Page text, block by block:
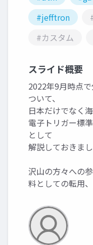
#jefftron
#カスタム
スライド概要
2022年9月時点
ついて、
日本だけでなく
電子トリガー標
として
解説しておきまし
沢山の方々への
料としての転用